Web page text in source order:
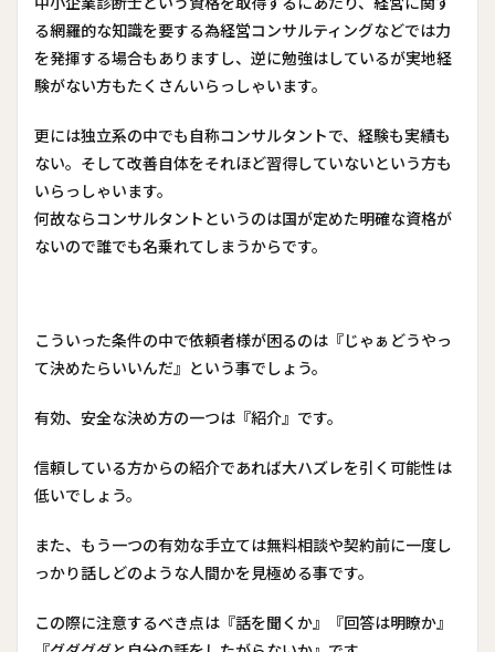
る網羅的な知識を要する為経営コンサルティングなどでは力
を発揮する場合もありますし、逆に勉強はしているが実地経
験がない方もたくさんいらっしゃいます。
更には独立系の中でも自称コンサルタントで、経験も実績も
ない。そして改善自体をそれほど習得していないという方も
いらっしゃいます。
何故ならコンサルタントというのは国が定めた明確な資格が
ないので誰でも名乗れてしまうからです。
こういった条件の中で依頼者様が困るのは『じゃぁどうやっ
て決めたらいいんだ』という事でしょう。
有効、安全な決め方の一つは『紹介』です。
信頼している方からの紹介であれば大ハズレを引く可能性は
低いでしょう。
また、もう一つの有効な手立ては無料相談や契約前に一度し
っかり話しどのような人間かを見極める事です。
この際に注意するべき点は『話を聞くか』『回答は明瞭か』